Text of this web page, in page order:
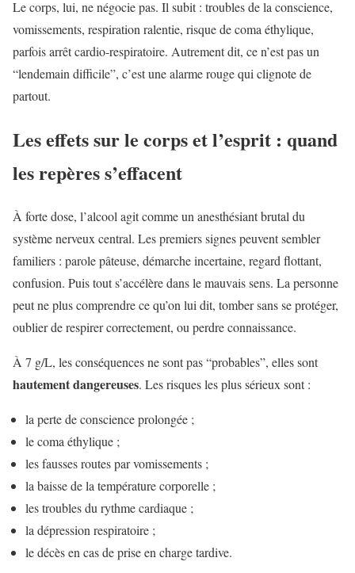
Le corps, lui, ne négocie pas. Il subit : troubles de la conscience,
vomissements, respiration ralentie, risque de coma éthylique,
parfois arrêt cardio-respiratoire. Autrement dit, ce n’est pas un
“lendemain difficile”, c’est une alarme rouge qui clignote de
partout.
Les effets sur le corps et l’esprit : quand
les repères s’effacent
À forte dose, l’alcool agit comme un anesthésiant brutal du
système nerveux central. Les premiers signes peuvent sembler
familiers : parole pâteuse, démarche incertaine, regard flottant,
confusion. Puis tout s’accélère dans le mauvais sens. La personne
peut ne plus comprendre ce qu’on lui dit, tomber sans se protéger,
oublier de respirer correctement, ou perdre connaissance.
À 7 g/L, les conséquences ne sont pas “probables”, elles sont
hautement dangereuses. Les risques les plus sérieux sont :
la perte de conscience prolongée ;
le coma éthylique ;
les fausses routes par vomissements ;
la baisse de la température corporelle ;
les troubles du rythme cardiaque ;
la dépression respiratoire ;
le décès en cas de prise en charge tardive.